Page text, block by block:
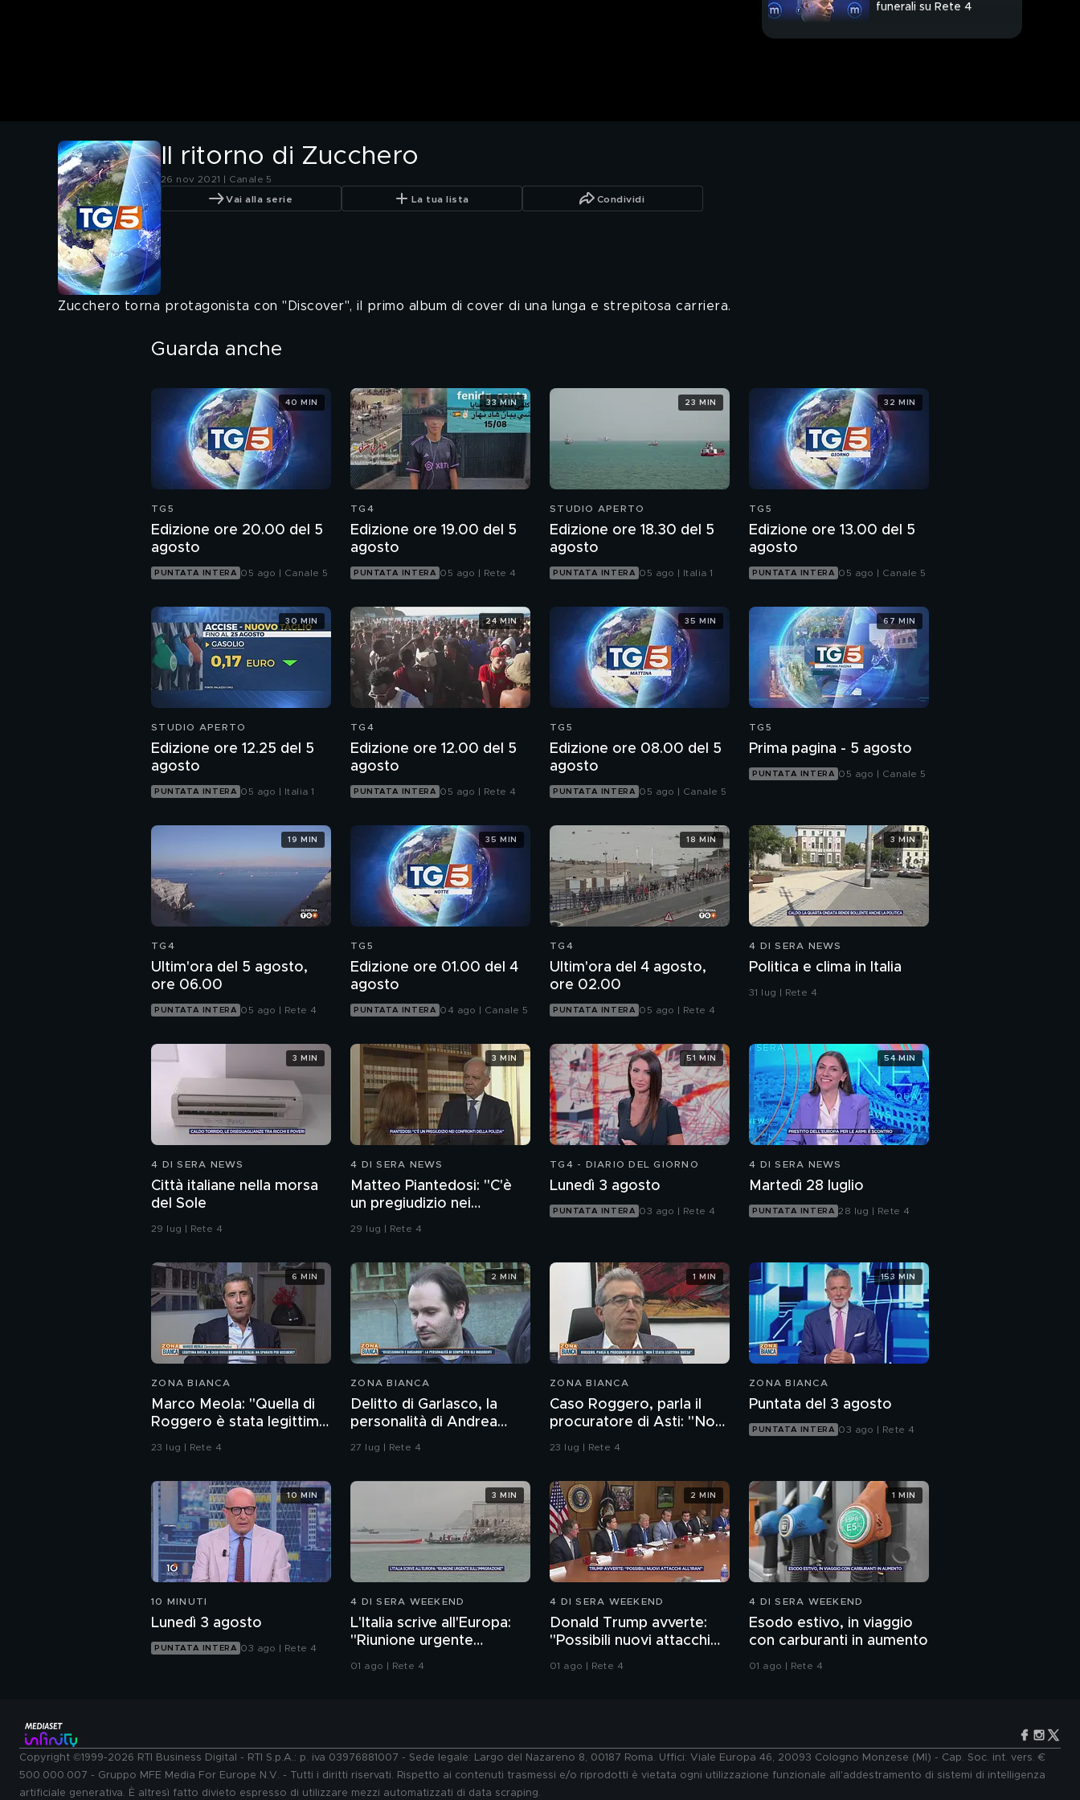
funerali su Rete 4
Il ritorno di Zucchero
26 nov 2021 | Canale 5
Vai alla serie La tua lista Condividi
Zucchero torna protagonista con "Discover", il primo album di cover di una lunga e strepitosa carriera.
Guarda anche
TG5
Edizione ore 20.00 del 5
agosto
PUNTATA INTERA 05 ago | Canale 5
40 MIN
TG4
Edizione ore 19.00 del 5
agosto
PUNTATA INTERA 05 ago | Rete 4
33 MIN
STUDIO APERTO
Edizione ore 18.30 del 5
agosto
PUNTATA INTERA 05 ago | Italia 1
23 MIN
TG5
Edizione ore 13.00 del 5
agosto
PUNTATA INTERA 05 ago | Canale 5
32 MIN
STUDIO APERTO
Edizione ore 12.25 del 5
agosto
PUNTATA INTERA 05 ago | Italia 1
30 MIN
TG4
Edizione ore 12.00 del 5
agosto
PUNTATA INTERA 05 ago | Rete 4
24 MIN
TG5
Edizione ore 08.00 del 5
agosto
PUNTATA INTERA 05 ago | Canale 5
35 MIN
TG5
Prima pagina - 5 agosto
PUNTATA INTERA 05 ago | Canale 5
67 MIN
TG4
Ultim'ora del 5 agosto,
ore 06.00
PUNTATA INTERA 05 ago | Rete 4
19 MIN
TG5
Edizione ore 01.00 del 4
agosto
PUNTATA INTERA 04 ago | Canale 5
35 MIN
TG4
Ultim'ora del 4 agosto,
ore 02.00
PUNTATA INTERA 05 ago | Rete 4
18 MIN
4 DI SERA NEWS
Politica e clima in Italia
31 lug | Rete 4
3 MIN
4 DI SERA NEWS
Città italiane nella morsa
del Sole
29 lug | Rete 4
3 MIN
4 DI SERA NEWS
Matteo Piantedosi: "C'è
un pregiudizio nei
confronti della polizia"
29 lug | Rete 4
3 MIN
TG4 - DIARIO DEL GIORNO
Lunedì 3 agosto
PUNTATA INTERA 03 ago | Rete 4
51 MIN
4 DI SERA NEWS
Martedì 28 luglio
PUNTATA INTERA 28 lug | Rete 4
54 MIN
ZONA BIANCA
Marco Meola: "Quella di
Roggero è stata legittima
difesa"
23 lug | Rete 4
6 MIN
ZONA BIANCA
Delitto di Garlasco, la
personalità di Andrea
Sempio per gli inquirenti:
27 lug | Rete 4
2 MIN
ZONA BIANCA
Caso Roggero, parla il
procuratore di Asti: "Non
è stata legittima difesa"
23 lug | Rete 4
1 MIN
ZONA BIANCA
Puntata del 3 agosto
PUNTATA INTERA 03 ago | Rete 4
153 MIN
10 MINUTI
Lunedì 3 agosto
PUNTATA INTERA 03 ago | Rete 4
10 MIN
4 DI SERA WEEKEND
L'Italia scrive all'Europa:
"Riunione urgente
sull'immigrazione"
01 ago | Rete 4
3 MIN
4 DI SERA WEEKEND
Donald Trump avverte:
"Possibili nuovi attacchi
all'Iran"
01 ago | Rete 4
2 MIN
4 DI SERA WEEKEND
Esodo estivo, in viaggio
con carburanti in aumento
01 ago | Rete 4
1 MIN
Copyright ©1999-2026 RTI Business Digital - RTI S.p.A.: p. iva 03976881007 - Sede legale: Largo del Nazareno 8, 00187 Roma. Uffici: Viale Europa 46, 20093 Cologno Monzese (MI) - Cap. Soc. int. vers. €
500.000.007 - Gruppo MFE Media For Europe N.V. - Tutti i diritti riservati. Rispetto ai contenuti trasmessi e/o riprodotti è vietata ogni utilizzazione funzionale all'addestramento di sistemi di intelligenza
artificiale generativa. È altresì fatto divieto espresso di utilizzare mezzi automatizzati di data scraping.